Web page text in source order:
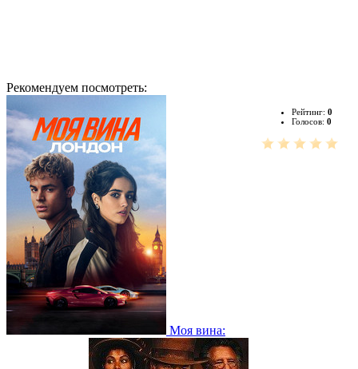
Рекомендуем посмотреть:
Рейтинг: 0
Голосов: 0
Моя вина: